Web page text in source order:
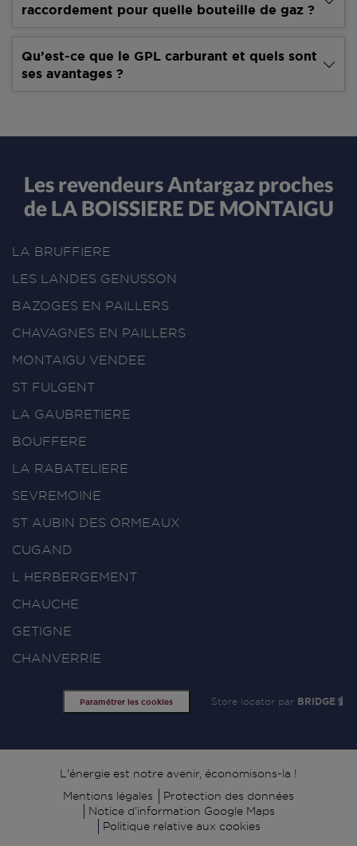
raccordement pour quelle bouteille de gaz ?
Qu’est-ce que le GPL carburant et quels sont
ses avantages ?
Les revendeurs Antargaz proches
de LA BOISSIERE DE MONTAIGU
LA BRUFFIERE
LES LANDES GENUSSON
BAZOGES EN PAILLERS
CHAVAGNES EN PAILLERS
MONTAIGU VENDEE
ST FULGENT
LA GAUBRETIERE
BOUFFERE
LA RABATELIERE
SEVREMOINE
ST AUBIN DES ORMEAUX
CUGAND
L HERBERGEMENT
CHAUCHE
GETIGNE
CHANVERRIE
Paramétrer les cookies Store locator par BRIDGE
Signature
L'énergie est notre avenir, économisons-la !
Mentions légales
Protection des données
Notice d’information Google Maps
Politique relative aux cookies